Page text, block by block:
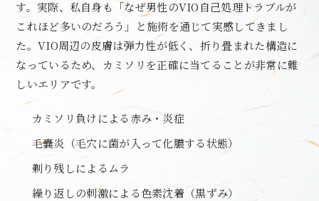
す。実際、私自身も「なぜ男性のVIO自己処理トラブルが
これほど多いのだろう」と施術を通じて実感してきまし
た。VIO周辺の皮膚は弾力性が低く、折り畳まれた構造に
なっているため、カミソリを正確に当てることが非常に難
しいエリアです。
カミソリ負けによる赤み・炎症
毛嚢炎（毛穴に菌が入って化膿する状態）
剃り残しによるムラ
繰り返しの刺激による色素沈着（黒ずみ）